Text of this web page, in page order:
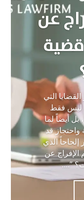
عن
التي
ليس فقط
بل أيضاً لما
واحتجاز قد
إلحاحاً الذي
الإفراج عن
”....